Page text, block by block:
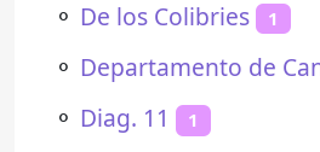
⚬ De los Colibries 1
⚬ Departamento de
⚬ Diag. 11 1